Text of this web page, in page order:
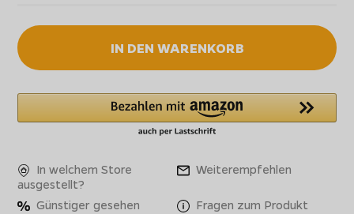
IN DEN WARENKORB
In welchem Store
ausgestellt?
Weiterempfehlen
Günstiger gesehen Fragen zum Produkt